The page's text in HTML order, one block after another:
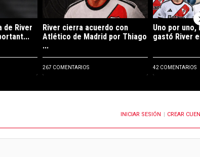
de River
River cierra acuerdo con
Atlético de Madrid por Thiago
...
267 COMENTARIOS
Uno por
gastó River
42 COMENTARIOS
CUANDO SE PUBLIQUEN NUEVOS COMENTARIOSINICIAR SESIÓN CREAR